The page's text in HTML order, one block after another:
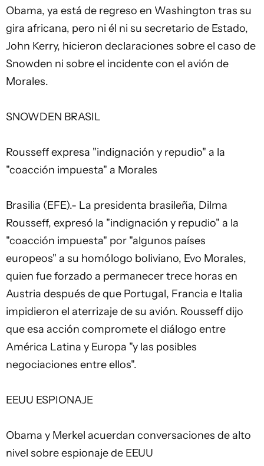
Obama, ya está de regreso en Washington tras su
gira africana, pero ni él ni su secretario de Estado,
John Kerry, hicieron declaraciones sobre el caso de
Snowden ni sobre el incidente con el avión de
Morales.
SNOWDEN BRASIL
Rousseff expresa "indignación y repudio" a la
"coacción impuesta" a Morales
Brasilia (EFE).- La presidenta brasileña, Dilma
Rousseff, expresó la "indignación y repudio" a la
"coacción impuesta" por "algunos países
europeos" a su homólogo boliviano, Evo Morales,
quien fue forzado a permanecer trece horas en
Austria después de que Portugal, Francia e Italia
impidieron el aterrizaje de su avión. Rousseff dijo
que esa acción compromete el diálogo entre
América Latina y Europa "y las posibles
negociaciones entre ellos".
EEUU ESPIONAJE
Obama y Merkel acuerdan conversaciones de alto
nivel sobre espionaje de EEUU